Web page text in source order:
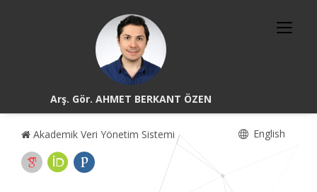
Arş. Gör. AHMET BERKANT ÖZEN
Akademik Veri Yönetim Sistemi English